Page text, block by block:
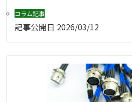
コラム記事
記事公開日 2026/03/12